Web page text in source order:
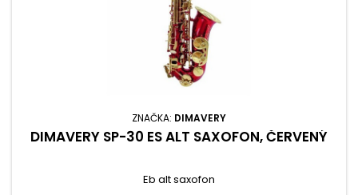
ZNAČKA: DIMAVERY
DIMAVERY SP-30 ES ALT SAXOFON, ČERVENÝ
Eb alt saxofon